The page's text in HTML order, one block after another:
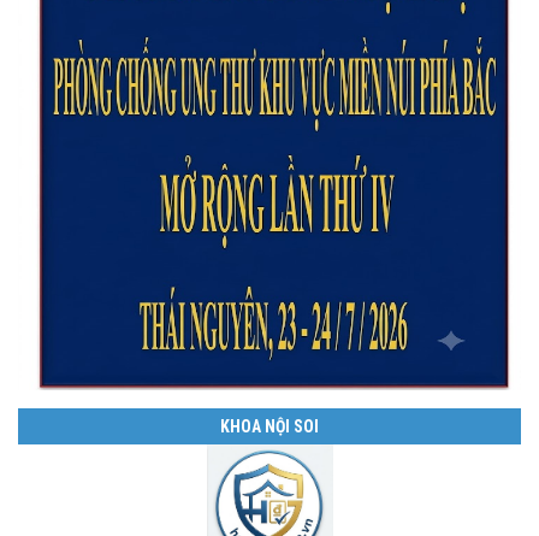
KHOA NỘI SOI